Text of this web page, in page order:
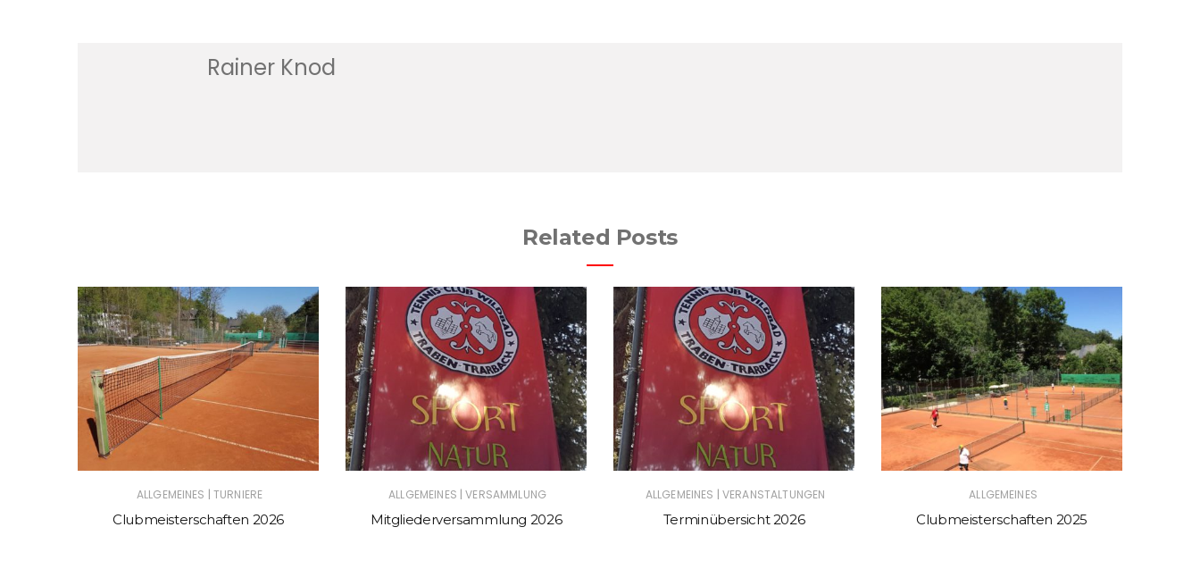
Rainer Knod
Related Posts
ALLGEMEINES | TURNIERE
Clubmeisterschaften 2026
ALLGEMEINES | VERSAMMLUNG
Mitgliederversammlung 2026
ALLGEMEINES | VERANSTALTUNGEN
Terminübersicht 2026
ALLGEMEINES
Clubmeisterschaften 2025